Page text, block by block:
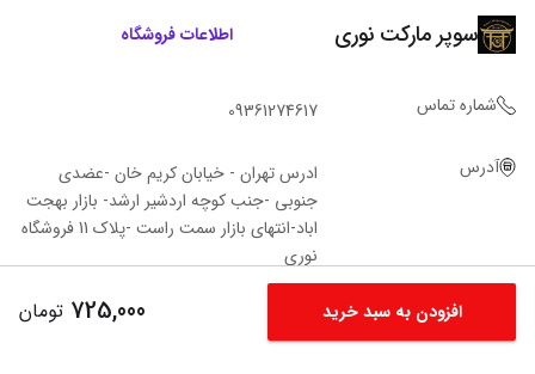
افزودن به سبد خرید 725,000 تومان
سوپر مارکت نوری اطلاعات فروشگاه
شماره تماس 09361274617
آدرس
ادرس تهران - خیابان کریم خان -عضدی
جنوبی -جنب کوچه اردشیر ارشد- بازار بهجت
اباد-انتهای بازار سمت راست -پلاک 11 فروشگاه‌
نوری